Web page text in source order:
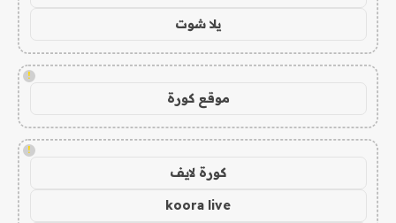
يلا شوت
!
موقع كورة
!
كورة لايف
koora live